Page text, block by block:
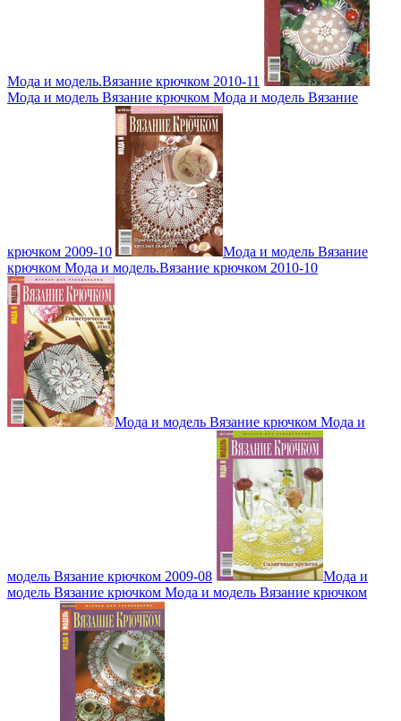
Мода и модель.Вязание крючком 2010-11
Мода и модель Вязание крючком Мода и модель Вязание
крючком 2009-10
Мода и модель Вязание
крючком Мода и модель.Вязание крючком 2010-10
Мода и модель Вязание крючком Мода и
модель Вязание крючком 2009-08
Мода и
модель Вязание крючком Мода и модель Вязание крючком